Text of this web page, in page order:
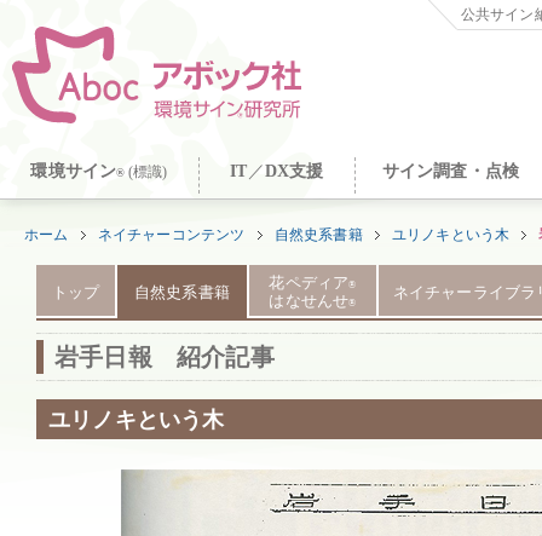
公共サイン
環境サイン® (標識) IT ／DX支援 サイン調査・点検
ホーム ネイチャーコンテンツ 自然史系書籍 ユリノキという木
トップ 自然史系書籍
花ペディア®
はなせんせ®
ネイチャーライブラ
岩手日報 紹介記事
ユリノキという木